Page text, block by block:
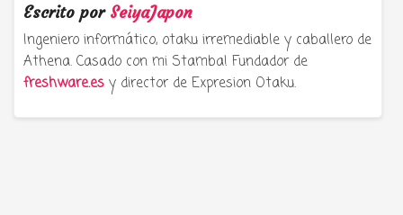
Escrito por SeiyaJapon
Ingeniero informático, otaku irremediable y caballero de
Athena. Casado con mi Stamba! Fundador de
freshware.es y director de Expresion Otaku.